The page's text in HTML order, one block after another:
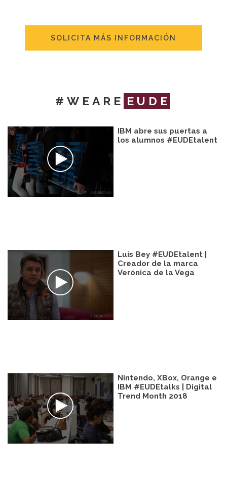
SOLICITA MÁS INFORMACIÓN
#WEARE EUDE
IBM abre sus puertas a
los alumnos #EUDEtalent
Luis Bey #EUDEtalent |
Creador de la marca
Verónica de la Vega
Nintendo, XBox, Orange e
IBM #EUDEtalks | Digital
Trend Month 2018